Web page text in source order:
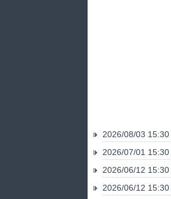
2026/08/03 15:30
2026/07/01 15:30
2026/06/12 15:30
2026/06/12 15:30